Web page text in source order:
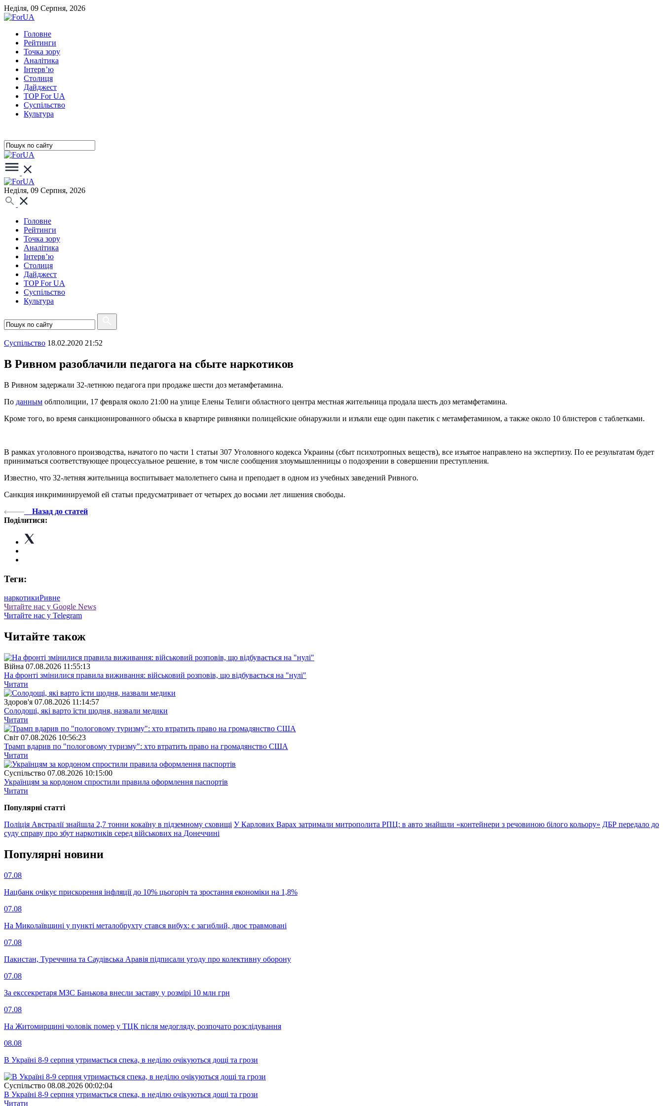
Неділя, 09 Серпня, 2026
Головне
Рейтинги
Точка зору
Аналітика
Інтерв’ю
Столиця
Дайджест
TOP For UA
Суспiльство
Культура
Неділя, 09 Серпня, 2026
Головне
Рейтинги
Точка зору
Аналітика
Інтерв’ю
Столиця
Дайджест
TOP For UA
Суспiльство
Культура
Суспiльство 18.02.2020 21:52
В Ривном разоблачили педагога на сбыте наркотиков
В Ривном задержали 32-летнюю педагога при продаже шести доз метамфетамина.
По данным облполиции, 17 февраля около 21:00 на улице Елены Телиги областного центра местная жительница продала шесть доз метамфетамина.
Кроме того, во время санкционированного обыска в квартире ривнянки полицейские обнаружили и изъяли еще один пакетик с метамфетамином, а также около 10 блистеров с таблетками.
В рамках уголовного производства, начатого по части 1 статьи 307 Уголовного кодекса Украины (сбыт психотропных веществ), все изъятое направлено на экспертизу. По ее результатам будет
приниматься соответствующее процессуальное решение, в том числе сообщения злоумышленницы о подозрении в совершении преступления.
Известно, что 32-летняя жительница воспитывает малолетнего сына и преподает в одном из учебных заведений Ривного.
Санкция инкриминируемой ей статьи предусматривает от четырех до восьми лет лишения свободы.
Назад до статей
Поділитися:
Теги:
наркотикиРивне
Читайте нас у Google News
Читайте нас у Telegram
Читайте також
Війна 07.08.2026 11:55:13
На фронті змінилися правила виживання: військовий розповів, що відбувається на "нулі"
Читати
Здоров'я 07.08.2026 11:14:57
Солодощі, які варто їсти щодня, назвали медики
Читати
Свiт 07.08.2026 10:56:23
Трамп вдарив по "пологовому туризму": хто втратить право на громадянство США
Читати
Суспiльство 07.08.2026 10:15:00
Українцям за кордоном спростили правила оформлення паспортів
Читати
Популярнi статтi
Поліція Австралії знайшла 2,7 тонни кокаїну в підземному сховищі У Карлових Варах затримали митрополита РПЦ: в авто знайшли «контейнери з речовиною білого кольору» ДБР передало до
суду справу про збут наркотиків серед військових на Донеччині
Популярнi новини
07.08
Нацбанк очікує прискорення інфляції до 10% цьогоріч та зростання економіки на 1,8%
07.08
На Миколаївщині у пункті металобрухту стався вибух: є загиблий, двоє травмовані
07.08
Пакистан, Туреччина та Саудівська Аравія підписали угоду про колективну оборону
07.08
За екссекретаря МЗС Банькова внесли заставу у розмірі 10 млн грн
07.08
На Житомирщині чоловік помер у ТЦК після медогляду, розпочато розслідування
08.08
В Україні 8-9 серпня утримається спека, в неділю очікуються дощі та грози
Суспiльство 08.08.2026 00:02:04
В Україні 8-9 серпня утримається спека, в неділю очікуються дощі та грози
Читати